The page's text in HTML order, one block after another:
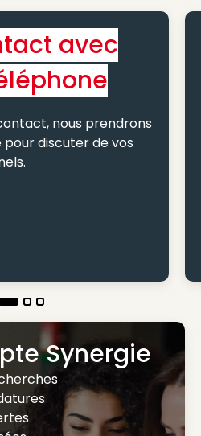
avec
nous prendrons
discuter de vos
Synergie